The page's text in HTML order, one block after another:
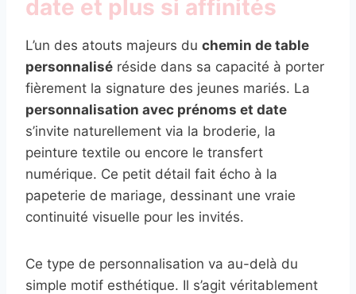
date et plus si affinités
L’un des atouts majeurs du chemin de table
personnalisé réside dans sa capacité à porter
fièrement la signature des jeunes mariés. La
personnalisation avec prénoms et date
s’invite naturellement via la broderie, la
peinture textile ou encore le transfert
numérique. Ce petit détail fait écho à la
papeterie de mariage, dessinant une vraie
continuité visuelle pour les invités.
Ce type de personnalisation va au-delà du
simple motif esthétique. Il s’agit véritablement